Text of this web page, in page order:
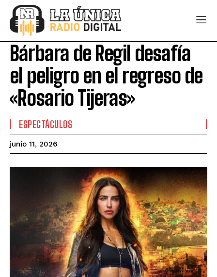
Bárbara de Regil desafía
el peligro en el regreso de
«Rosario Tijeras»
ESPECTÁCULOS
junio 11, 2026